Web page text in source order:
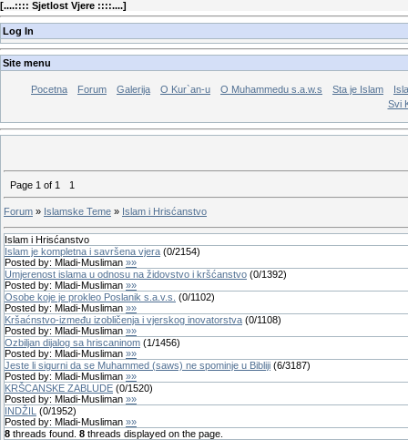
[....:::: Sjetlost Vjere ::::....]
Log In
Site menu
Pocetna Forum Galerija O Kur`an-u O Muhammedu s.a.w.s Sta je Islam
Svi
Page 1 of 1 1
Forum » Islamske Teme » Islam i Hrisćanstvo
Islam i Hrisćanstvo
Islam je kompletna i savršena vjera (0/2154)
Posted by: Mladi-Musliman »»
Umjerenost islama u odnosu na židovstvo i kršćanstvo (0/1392)
Posted by: Mladi-Musliman »»
Osobe koje je prokleo Poslanik s.a.v.s. (0/1102)
Posted by: Mladi-Musliman »»
Kršaćnstvo-između izobličenja i vjerskog inovatorstva (0/1108)
Posted by: Mladi-Musliman »»
Ozbiljan dijalog sa hriscaninom (1/1456)
Posted by: Mladi-Musliman »»
Jeste li sigurni da se Muhammed (saws) ne spominje u Bibliji (6/3187)
Posted by: Mladi-Musliman »»
KRŠCANSKE ZABLUDE (0/1520)
Posted by: Mladi-Musliman »»
INDŽIL (0/1952)
Posted by: Mladi-Musliman »»
8 threads found. 8 threads displayed on the page.